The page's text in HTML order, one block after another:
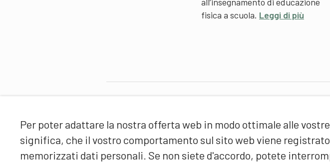
Per poter adattare la nostra offerta web in modo ottimale alle
significa, che il vostro comportamento sul sito web viene
memorizzati dati personali. Se non siete d'accordo, potete
fisica a scuola. Leggi di più